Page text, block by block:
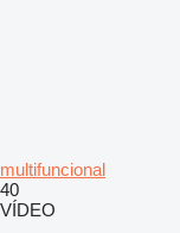
multifuncional
40
VÍDEO